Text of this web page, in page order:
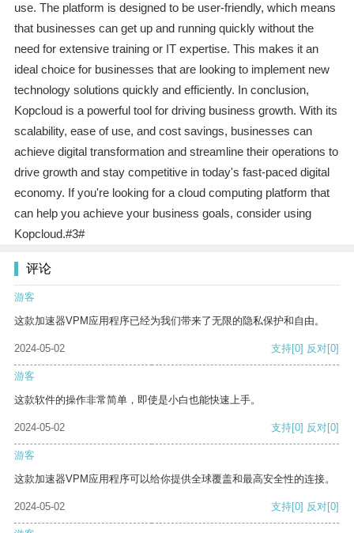
use. The platform is designed to be user-friendly, which means
that businesses can get up and running quickly without the
need for extensive training or IT expertise. This makes it an
ideal choice for businesses that are looking to implement new
technology solutions quickly and efficiently. In conclusion,
Kopcloud is a powerful tool for driving business growth. With its
scalability, ease of use, and cost savings, businesses can
achieve digital transformation and streamline their operations to
drive growth and stay competitive in today's fast-paced digital
economy. If you're looking for a cloud computing platform that
can help you achieve your business goals, consider using
Kopcloud.#3#
评论
游客
这款加速器VPM应用程序已经为我们带来了无限的隐私保护和自由。
2024-05-02 支持[0] 反对[0]
游客
这款软件的操作非常简单，即使是小白也能快速上手。
2024-05-02 支持[0] 反对[0]
游客
这款加速器VPM应用程序可以给你提供全球覆盖和最高安全性的连接。
2024-05-02 支持[0] 反对[0]